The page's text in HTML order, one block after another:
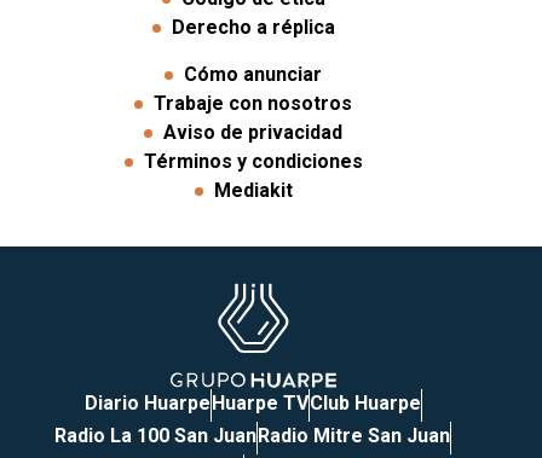
Derecho a réplica
Cómo anunciar
Trabaje con nosotros
Aviso de privacidad
Términos y condiciones
Mediakit
Diario HuarpeHuarpe TVClub Huarpe
Radio La 100 San JuanRadio Mitre San Juan